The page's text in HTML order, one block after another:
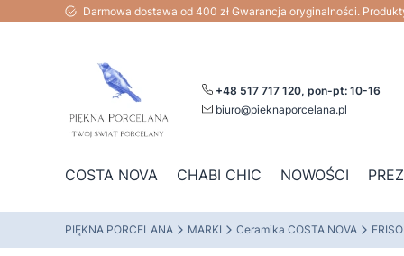
Darmowa dostawa od 400 zł Gwarancja oryginalności.
+48 517 717 120, pon-pt: 10-16
biuro@pieknaporcelana.pl
COSTA NOVA CHABI CHIC NOWOŚCI
PIĘKNA PORCELANA MARKI Ceramika COSTA NOVA FRISO